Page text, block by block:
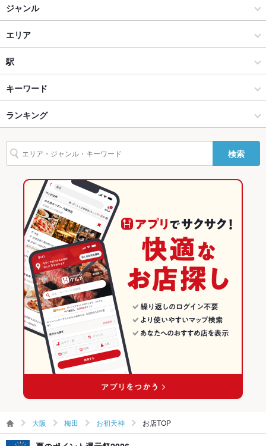
貸切
Wi-Fi なし
バリアフリ
ー
なし
その他
なし
カクテル充実、ワイン充実
お子様連れ お子様連れOK ：お待ちしております！
ウェディン
グパーティ
ー二次会
結婚式2次会、お問い合わせ随時受け付けております。
お祝い・サ
プライズ対
可
3階のパーティスペースは店長も自慢の充実設備！お気軽にご相
談ください！
海鮮屋 みなと
ジャンル
イタリアン・フレンチ
イタリアン
梅田 × イタリアン・フレンチ
梅田 × イタリアン
大阪梅田駅 × イタリアン・フレンチ
大阪梅田駅 × イタリアン
ダイニングバー・バル
スペインバル・イタリアンバール
梅田 × ダイニングバー・バル
梅田 × スペインバル・イタリアンバール
大阪梅田駅 × ダイニングバー・バル
大阪梅田駅 × スペインバル・イタリアンバール
エリア
お初天神
お初天神 × イタリアン・フレンチ
お初天神 × イタリアン
お初天神 × ダイニングバー・バル
お初天神 × スペインバル・イタリアンバール
大阪 × イタリアン・フレンチ
大阪 × イタリアン
大阪 × ダイニングバー・バル
大阪 × スペインバル・イタリアンバール
駅
大阪梅田駅
大阪駅
キーワード
エビ料理
ジェノベーゼ ボロネーゼ ペスカトーレ ケーキ
ランキング
大阪のグルメランキング
大阪のイタリアン・フレンチランキング
大阪のイタリアンランキング
梅田のグルメランキング
梅田のイタリアン・フレンチランキング
梅田のイタリアンランキング
お初天神のグルメランキング
お初天神のイタリアン・フレンチランキング
お初天神のイタリアンランキング
検索
大阪 梅田 お初天神 お店TOP